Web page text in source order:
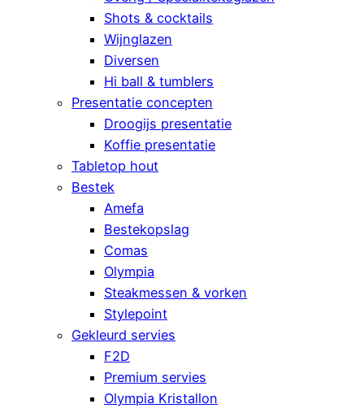
Shots & cocktails
Wijnglazen
Diversen
Hi ball & tumblers
Presentatie concepten
Droogijs presentatie
Koffie presentatie
Tabletop hout
Bestek
Amefa
Bestekopslag
Comas
Olympia
Steakmessen & vorken
Stylepoint
Gekleurd servies
F2D
Premium servies
Olympia Kristallon